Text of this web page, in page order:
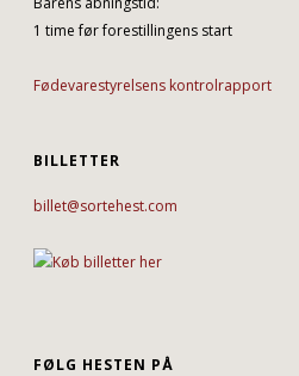
1 time før forestillingens start
Fødevarestyrelsens kontrolrapport
BILLETTER
billet@sortehest.com
FØLG HESTEN PÅ